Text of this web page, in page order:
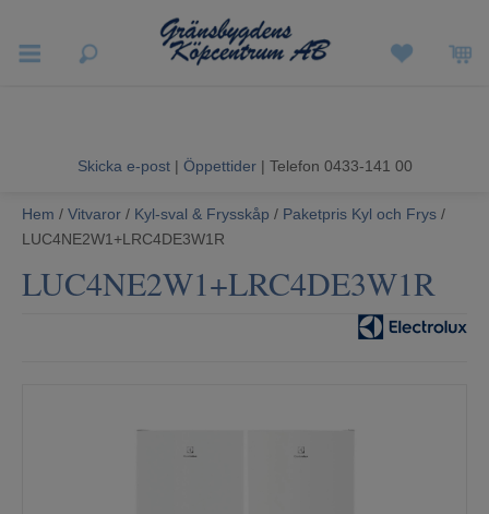
Sommarrea
Vitvaror
Skicka e-post | Öppettider| Telefon 0433-141 00
Hem / Vitvaror / Kyl-sval & Frysskåp / Paketpris Kyl och Frys /
LUC4NE2W1+LRC4DE3W1R
LUC4NE2W1+LRC4DE3W1R